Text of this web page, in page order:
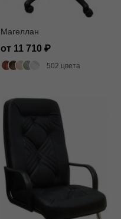
Магеллан
от 11 710
502 цвета